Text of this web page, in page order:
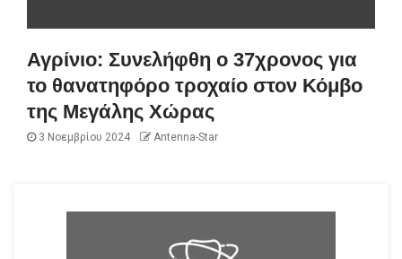
Αγρίνιο: Συνελήφθη ο 37χρονος για
το θανατηφόρο τροχαίο στον Κόμβο
της Μεγάλης Χώρας
3 Νοεμβρίου 2024 Antenna-Star